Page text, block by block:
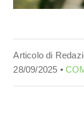
Articolo di
28/09/2025 •